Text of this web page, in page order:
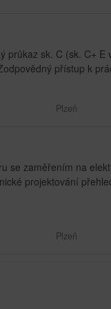
průkaz sk. C (sk. C+
přístup k
Plzeň
se zaměřením na
projektování
Plzeň